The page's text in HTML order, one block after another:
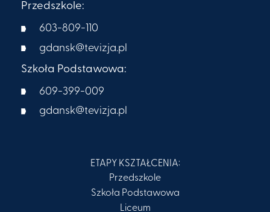
Przedszkole:
603-809-110
gdansk@tevizja.pl
Szkoła Podstawowa:
609-399-009​
gdansk@tevizja.pl
ETAPY KSZTAŁCENIA:
Przedszkole
Szkoła Podstawowa
Liceum